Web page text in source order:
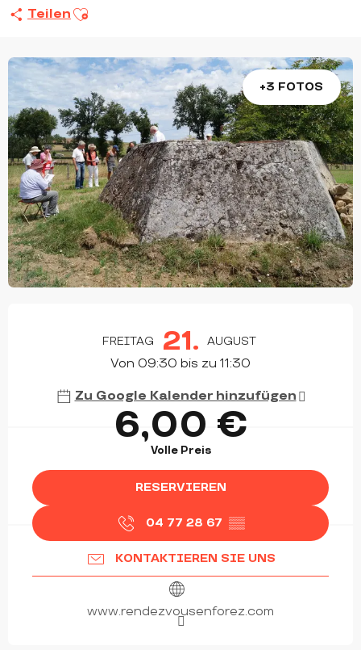
Teilen Ajouter aux favoris
+3 FOTOS
FREITAG 21. AUGUST
Von 09:30 bis zu 11:30
Zu Google Kalender hinzufügen
6,00 €
Volle Preis
RESERVIEREN
04 77 28 67 ▒▒
KONTAKTIEREN SIE UNS
www.rendezvousenforez.com